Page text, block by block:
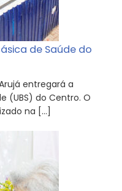
de Saúde do
entregará a
(UBS) do Centro. O
na […]